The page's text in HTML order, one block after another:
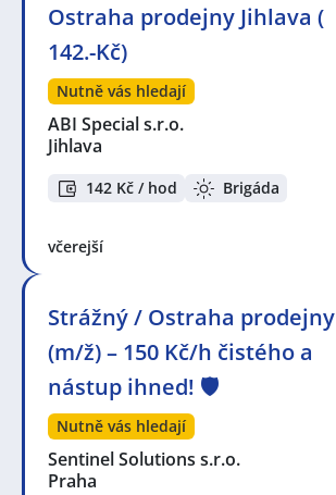
Ostraha prodejny Jihlava (
142.-Kč)
Nutně vás hledají
ABI Special s.r.o.
Jihlava
142 Kč / hod Brigáda
včerejší
Strážný / Ostraha prodejny
(m/ž) – 150 Kč/h čistého a
nástup ihned! 🛡️
Nutně vás hledají
Sentinel Solutions s.r.o.
Praha